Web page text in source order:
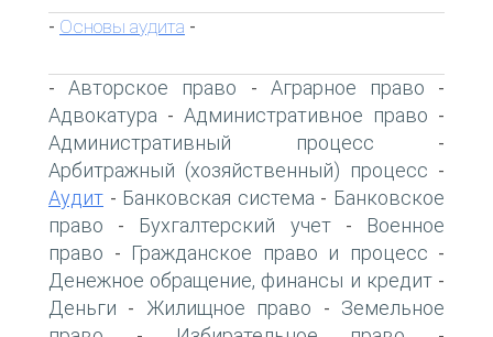
- Основы аудита -
-Авторское право - Аграрное право -
Адвокатура - Административное право -
Административный процесс -
Арбитражный (хозяйственный) процесс -
Аудит - Банковская система - Банковское
право - Бухгалтерский учет-
Военное
право - Гражданское право и процесс -
Денежное обращение, финансы и кредит-
Деньги - Жилищное право - Земельное